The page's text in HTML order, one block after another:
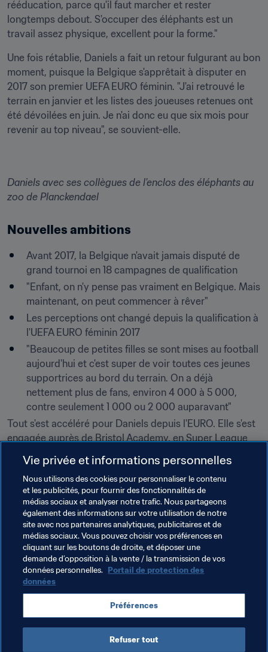
rééducation, parce qu'il faut marcher et rester
longtemps debout. S'occuper des éléphants est un
travail assez physique, excellent pour la forme."
Une fois rétablie, Daniels a fait un retour fulgurant au bon
moment, puisque la Belgique s'apprêtait à disputer en
2017 son premier UEFA EURO féminin. "J'ai retrouvé le
terrain en janvier et les listes des joueuses retenues ont
été dévoilées en juin. Je n'ai donc eu que six mois pour
revenir au top niveau", se souvient-elle.
Daniels avec ses collègues de l'enclos des éléphants au
zoo de Planckendael
Nouvelles ambitions
Avant 2017, la Belgique n'avait jamais disputé de
grand tournoi en 18 campagnes de qualification
"Enfant, on n'y pense pas vraiment en Belgique. Mais
maintenant, on peut commencer à rêver"
Les perceptions ont changé depuis la qualification à
l'UEFA EURO féminin 2017
"Beaucoup de petites filles se sont mises au football
aujourd'hui et c'est super de voir toutes ces jeunes
supportrices au bord du terrain. On a déjà
nettement plus de fans, environ 4 000 à 5 000,
contre seulement 1 000 ou 2 000 auparavant"
Tout s'est accéléré pour Daniels depuis l'EURO. Elle s'est
engagée auprès de Bristol Academy, en Super League
franchir les derniers barrages qui séparent les Red
Flames de leur première Coupe du Monde Féminine de
la FIFA™.
Les demi-finales s'annoncent corsées face à la Suisse,
qui a fêté son baptême du feu mondialiste à Canada
2015. "La Suisse s'appuie sur de nombreuses
individualités talentueuses, tandis que notre force réside
dans la qualité de notre collectif, commente-t-elle. "Si
nous obtenons un bon résultat à domicile, nous ferons le
plein de confiance", conclut-elle avec l'assurance de celle
qui semble avoir déjà gagné son match personnel : "Je
suis heureuse d'avoir eu droit à une deuxième chance."
Vie privée et informations personnelles
Nous utilisons des cookies pour personnaliser le contenu
et les publicités, pour fournir des fonctionnalités de
médias sociaux et analyser notre trafic. Nous partageons
également des informations sur votre utilisation de notre
site avec nos partenaires analytiques, publicitaires et de
médias sociaux. Vous pouvez choisir vos préférences en
cliquant sur les boutons de droite, et déposer une
demande d’opposition à la vente / la transmission de vos
données personnelles. Portail de protection des
données
Préférences
Refuser tout